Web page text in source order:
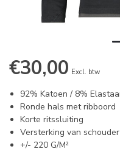
€30,00 Excl. btw
92% Katoen / 8%
Ronde hals met ribboord
Korte ritssluiting
Versterking van
+/- 220 G/M²